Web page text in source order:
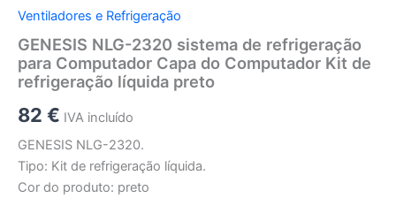
Ventiladores e Refrigeração
GENESIS NLG-2320 sistema de refrigeração
para Computador Capa do Computador Kit de
refrigeração líquida preto
82 € IVA incluído
GENESIS NLG-2320.
Tipo: Kit de refrigeração líquida.
Cor do produto: preto
refrigeração
preto